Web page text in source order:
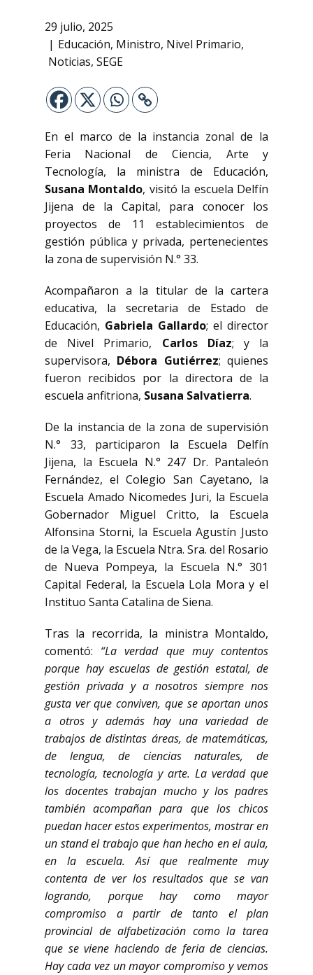
29 julio, 2025
Educación, Ministro, Nivel Primario,
Noticias, SEGE
En el marco de la instancia zonal de la
Feria Nacional de Ciencia, Arte y
Tecnología, la ministra de Educación,
Susana Montaldo, visitó la escuela Delfín
Jijena de la Capital, para conocer los
proyectos de 11 establecimientos de
gestión pública y privada, pertenecientes
la zona de supervisión N.° 33.
Acompañaron a la titular de la cartera
educativa, la secretaria de Estado de
Educación, Gabriela Gallardo; el director
de Nivel Primario, Carlos Díaz; y la
supervisora, Débora Gutiérrez; quienes
fueron recibidos por la directora de la
escuela anfitriona, Susana Salvatierra.
De la instancia de la zona de supervisión
N.° 33, participaron la Escuela Delfín
Jijena, la Escuela N.° 247 Dr. Pantaleón
Fernández, el Colegio San Cayetano, la
Escuela Amado Nicomedes Juri, la Escuela
Gobernador Miguel Critto, la Escuela
Alfonsina Storni, la Escuela Agustín Justo
de la Vega, la Escuela Ntra. Sra. del Rosario
de Nueva Pompeya, la Escuela N.° 301
Capital Federal, la Escuela Lola Mora y el
Instituo Santa Catalina de Siena.
Tras la recorrida, la ministra Montaldo,
comentó: “La verdad que muy contentos
porque hay escuelas de gestión estatal, de
gestión privada y a nosotros siempre nos
gusta ver que conviven, que se aportan unos
a otros y además hay una variedad de
trabajos de distintas áreas, de matemáticas,
de lengua, de ciencias naturales, de
tecnología, tecnología y arte. La verdad que
los docentes trabajan mucho y los padres
también acompañan para que los chicos
puedan hacer estos experimentos, mostrar en
un stand el trabajo que han hecho en el aula,
en la escuela. Así que realmente muy
contenta de ver los resultados que se van
logrando, porque hay como mayor
compromiso a partir de tanto el plan
provincial de alfabetización como la tarea
que se viene haciendo de feria de ciencias.
Hay cada vez un mayor compromiso y vemos